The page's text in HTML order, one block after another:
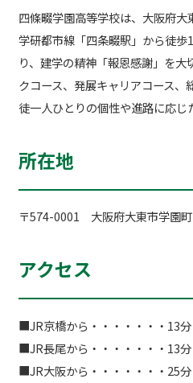
四條畷学園高等学校は、大阪府
学研都市線「四条畷駅」から徒
り、建学の精神「報恩感謝」を
クコース、発展キャリアコース、
徒一人ひとりの個性や進路に応じ
所在地
〒574-0001 大阪府大東市学園
アクセス
■JR京橋から・・・・・・・13分
■JR長尾から・・・・・・・13分
■JR大阪から・・・・・・・25分